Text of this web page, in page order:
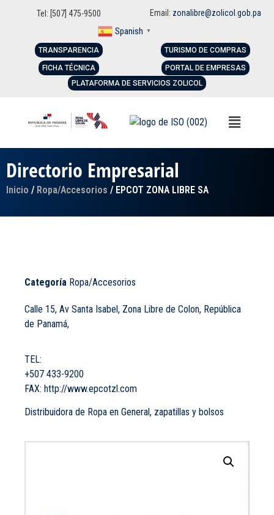
Tel: [507] 475-9500 Email: zonalibre@zolicol.gob.pa
Spanish ▼
TRANSPARENCIA
FICHA TÉCNICA
TURISMO DE COMPRAS
PORTAL DE EMPRESAS
PLATAFORMA DE SERVICIOS ZOLICOL
Directorio Empresarial
Inicio / Ropa/Accesorios / EPCOT ZONA LIBRE SA
Categoría Ropa/Accesorios
Calle 15, Av Santa Isabel, Zona Libre de Colon, República
de Panamá,
TEL:
+507 433-9200
FAX: http://www.epcotzl.com
Distribuidora de Ropa en General, zapatillas y bolsos